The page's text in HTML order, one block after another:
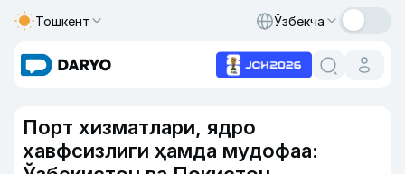
Тошкент Ўзбекча
Порт хизматлари, ядро
хавфсизлиги ҳамда мудофаа: